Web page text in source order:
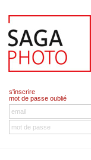
s'inscrire
mot de passe oublié